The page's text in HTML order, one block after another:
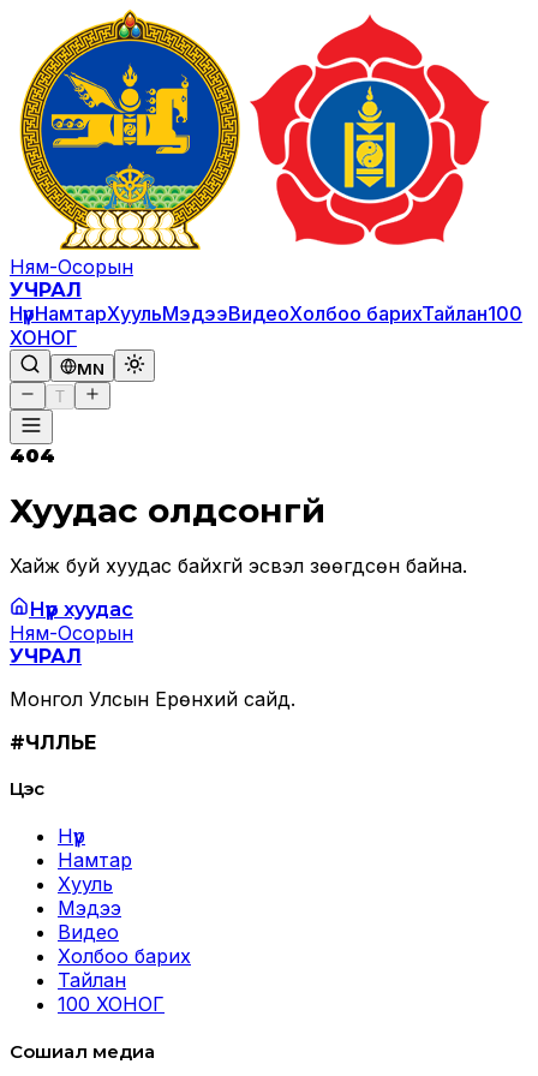
Ням-Осорын
УЧРАЛ
НүүрНамтарХуульМэдээВидеоХолбоо барихТайлан100
ХОНОГ
MN
T
404
Хуудас олдсонгүй
Хайж буй хуудас байхгүй эсвэл зөөгдсөн байна.
Нүүр хуудас
Ням-Осорын
УЧРАЛ
Монгол Улсын Ерөнхий сайд.
#ЧӨЛӨӨЛЬЕ
Цэс
Нүүр
Намтар
Хууль
Мэдээ
Видео
Холбоо барих
Тайлан
100 ХОНОГ
Сошиал медиа